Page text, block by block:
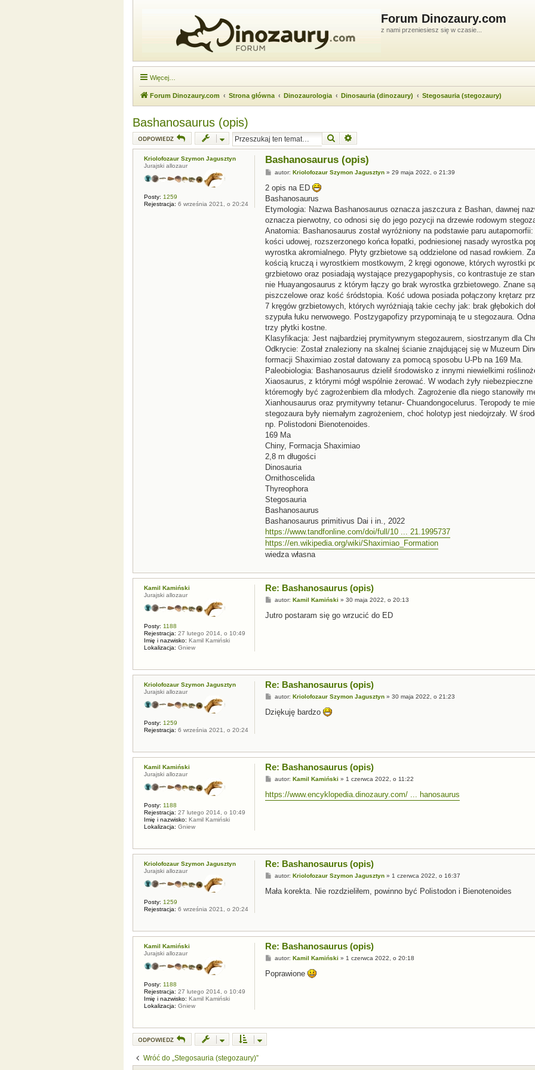
Forum Dinozaury.com
z nami przeniesiesz się w czasie...
Więcej…
Forum Dinozaury.com Strona główna Dinozaurologia Dinosauria (dinozaury) Stegosauria (stegozaury)
Bashanosaurus (opis)
ODPOWIEDZ Szukaj
Kriolofozaur Szymon Jagusztyn
Jurajski allozaur
Posty: 1259
Rejestracja: 6 września 2021, o 20:24
Bashanosaurus (opis)
P
s
autor: Kriolofozaur Szymon Jagusztyn» 29 maja 2022, o 21:39
2 opis na ED
Bashanosaurus
Etymologia: Nazwa Bashanosaurus oznacza jaszczura z Bashan, dawnej
oznacza pierwotny, co odnosi się do jego pozycji na drzewie rodowym
Anatomia: Bashanosaurus został wyróżniony na podstawie paru
kości udowej, rozszerzonego końca łopatki, podniesionej nasady wyrostka
wyrostka akromialnego. Płyty grzbietowe są oddzielone od nasad rowkiem.
kością kruczą i wyrostkiem mostkowym, 2 kręgi ogonowe, których wyrostki
grzbietowo oraz posiadają wystające prezygapophysis, co kontrastuje ze
nie Huayangosaurus z którym łączy go brak wyrostka grzbietowego. Znane
piszczelowe oraz kość śródstopia. Kość udowa posiada połączony krętarz
7 kręgów grzbietowych, których wyróżniają takie cechy jak: brak głębokich
szypuła łuku nerwowego. Postzygapofizy przypominają te u stegozaura.
trzy płytki kostne.
Klasyfikacja: Jest najbardziej prymitywnym stegozaurem, siostrzanym dla
Odkrycie: Został znaleziony na skalnej ścianie znajdującej się w Muzeum
formacji Shaximiao został datowany za pomocą sposobu U-Pb na 169 Ma.
Paleobiologia: Bashanosaurus dzielił środowisko z innymi niewielkimi
Xiaosaurus, z którymi mógł wspólnie żerować. W wodach żyły
któremogły być zagrożenbiem dla młodych. Zagrożenie dla niego stanowiły
Xianhousaurus oraz prymitywny tetanur- Chuandongocelurus. Teropody te
stegozaura były niemałym zagrożeniem, choć holotyp jest niedojrzały. W
np. Polistodoni Bienotenoides.
169 Ma
Chiny, Formacja Shaximiao
2,8 m długości
Dinosauria
Ornithoscelida
Thyreophora
Stegosauria
Bashanosaurus
Bashanosaurus primitivus Dai i in., 2022
https://www.tandfonline.com/doi/full/10 ... 21.1995737
https://en.wikipedia.org/wiki/Shaximiao_Formation
wiedza własna
Kamil Kamiński
Jurajski allozaur
Posty: 1188
Rejestracja: 27 lutego 2014, o 10:49
Imię i nazwisko: Kamil Kamiński
Lokalizacja: Gniew
Re: Bashanosaurus (opis)
P
s
autor: Kamil Kamiński » 30 maja 2022, o 20:13
Jutro postaram się go wrzucić do ED
Kriolofozaur Szymon Jagusztyn
Jurajski allozaur
Posty: 1259
Rejestracja: 6 września 2021, o 20:24
Re: Bashanosaurus (opis)
P
s
autor: Kriolofozaur Szymon Jagusztyn» 30 maja 2022, o 21:23
Dziękuję bardzo
Kamil Kamiński
Jurajski allozaur
Posty: 1188
Rejestracja: 27 lutego 2014, o 10:49
Imię i nazwisko: Kamil Kamiński
Lokalizacja: Gniew
Re: Bashanosaurus (opis)
P
s
t
autor: Kamil Kamiński » 1 czerwca 2022, o 11:22
https://www.encyklopedia.dinozaury.com/ ... hanosaurus
Kriolofozaur Szymon Jagusztyn
Jurajski allozaur
Posty: 1259
Rejestracja: 6 września 2021, o 20:24
Re: Bashanosaurus (opis)
P
s
autor: Kriolofozaur Szymon Jagusztyn» 1 czerwca 2022, o 16:37
Mała korekta. Nie rozdzieliłem, powinno być Polistodon i Bienotenoides
Kamil Kamiński
Jurajski allozaur
Posty: 1188
Rejestracja: 27 lutego 2014, o 10:49
Imię i nazwisko: Kamil Kamiński
Lokalizacja: Gniew
Re: Bashanosaurus (opis)
P
s
autor: Kamil Kamiński » 1 czerwca 2022, o 20:18
Poprawione
ODPOWIEDZ
Wróć do „Stegosauria (stegozaury)”